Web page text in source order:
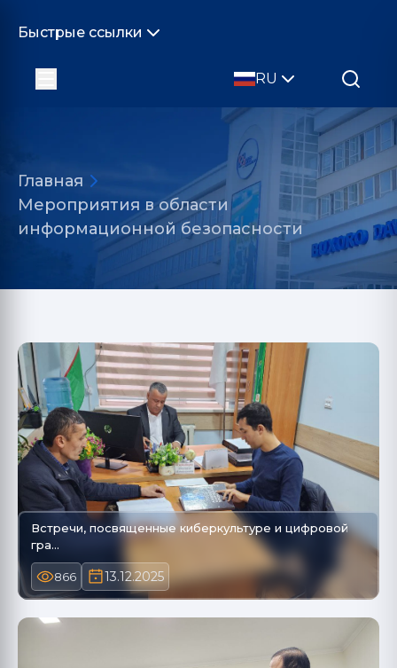
Быстрые ссылки
RU
Главная
Мероприятия в области
информационной безопасности
Встречи, посвященные киберкультуре и цифровой
гра…
866 13.12.2025